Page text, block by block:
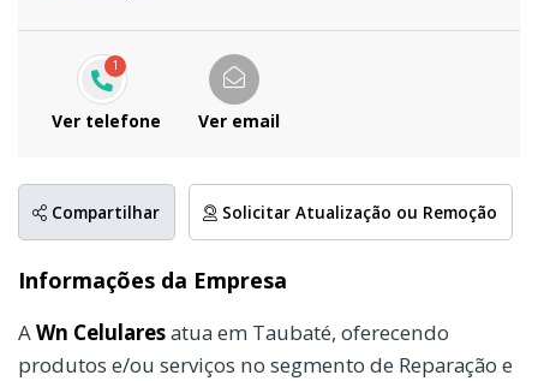
1
Ver telefone Ver email
Compartilhar Solicitar Atualização ou Remoção
Informações da Empresa
A Wn Celularesatua em Taubaté, oferecendo
produtos e/ou serviços no segmento de Reparação e